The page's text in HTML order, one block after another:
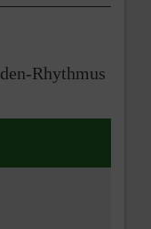
Rhythmus